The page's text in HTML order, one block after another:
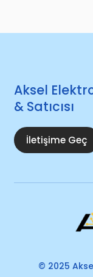
Aksel
& Satıcısı
İletişime Geç
© 2025